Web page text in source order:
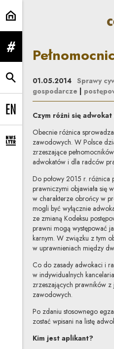
Pełnomocnicy |
rozwiń menu
rozwiń wyszukiwarkę
Change language to EN
rozwiń formularz zapisu na
01.05.2014 Sprawy
gospodarcze
Czym różni się
Obecnie różnica
zawodowych. W Polsce
zrzeszające
adwokatów i dla radców
Do połowy 2015 r.
prawniczymi objawiała się
w charakterze obrońcy w
mogli być wyłącznie
ze zmianą Kodeksu
prawni mogą występować
karnym. W związku z tym
w uprawnieniach między
Co do zasady adwokaci i
w indywidualnych
zrzeszających prawników
zawodowych.
Po zdaniu stosownego
zostać wpisani na listę
Kim jest aplikant?